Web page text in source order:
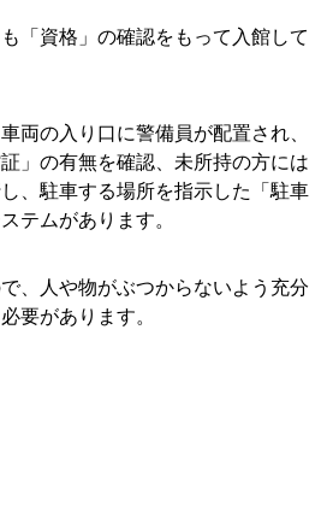
「資格」の確認をもって入館して
両の入り口に警備員が配置され、
」の有無を確認、未所持の方には
、駐車する場所を指示した「駐車
テムがあります。
、人や物がぶつからないよう充分
要があります。